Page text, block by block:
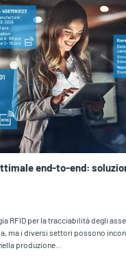
end-to-end:
RFID per la tracciabilità degli
ma i diversi settori possono
produzione…